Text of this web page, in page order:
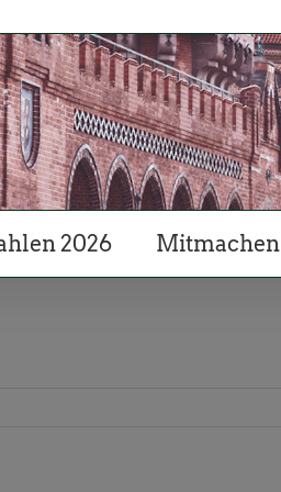
2026 Mitmachen